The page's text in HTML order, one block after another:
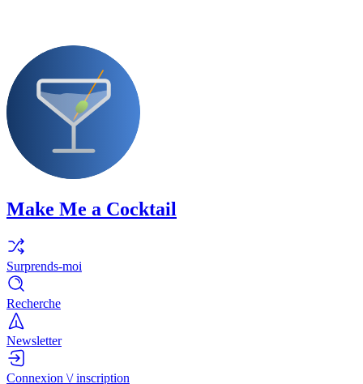
Make Me a Cocktail
Surprends-moi
Recherche
Newsletter
Connexion \/ inscription